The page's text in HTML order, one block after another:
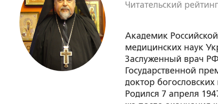
Читательский
Академик
медицинских наук
Заслуженный врач
Государственной
доктор
Родился 7 апреля